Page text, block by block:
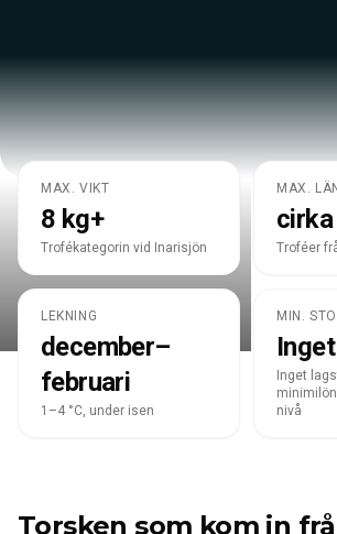
LOTA LOTA
Långfenad
MAX. VIKT
8 kg+
Trofékategorin vid Inarisjön
MAX.
Troféer
LEKNING
december–
februari
1–4 °C, under isen
MIN.
Inget
Inget
nivå
Torsken som kom in